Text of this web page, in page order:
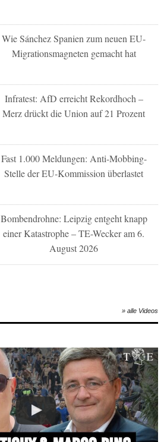
Wie Sánchez Spanien zum neuen EU-
Migrationsmagneten gemacht hat
Infratest: AfD erreicht Rekordhoch –
Merz drückt die Union auf 21 Prozent
Fast 1.000 Meldungen: Anti-Mobbing-
Stelle der EU-Kommission überlastet
Bombendrohne: Leipzig entgeht knapp
einer Katastrophe – TE-Wecker am 6.
August 2026
» alle Videos